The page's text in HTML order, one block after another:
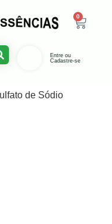
0
Entre ou
Cadastre-se
de Sódio